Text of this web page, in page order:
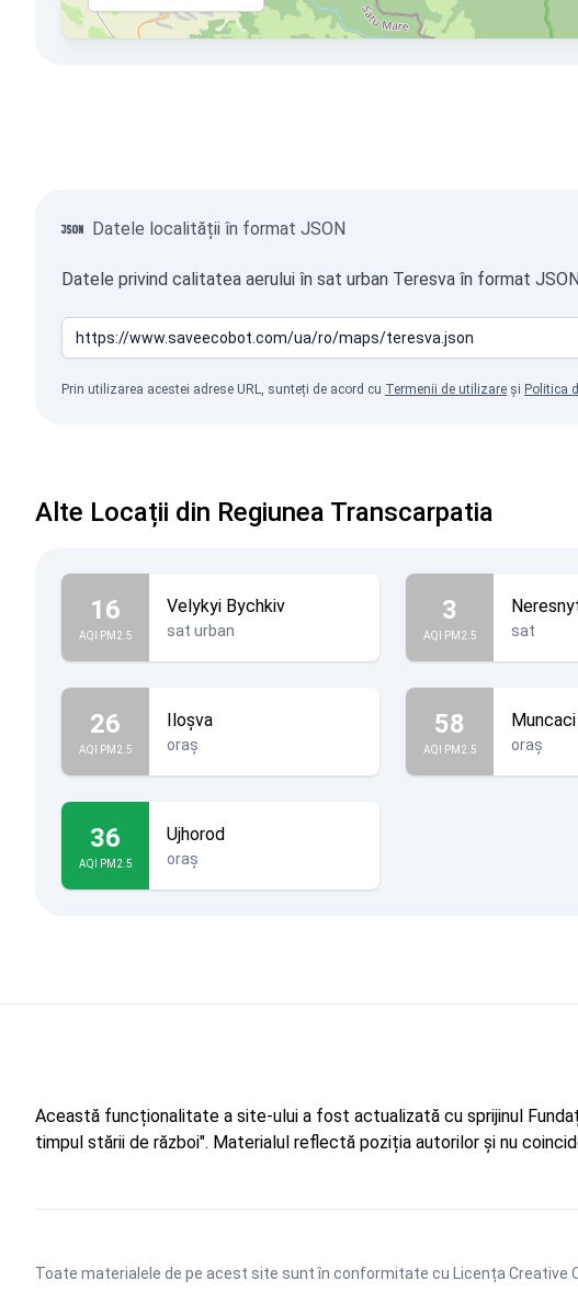
Datele localității în format JSON
Datele privind calitatea aerului în sat urban Teresva în format
Prin utilizarea acestei adrese URL, sunteți de acord cu Termenii de utilizare și Politica
Alte Locații din Regiunea Transcarpatia
16
AQI PM2.5
Velykyi Bychkiv
sat urban
3
AQI PM2.5 sat
26
AQI PM2.5
Iloșva
oraș
58
AQI PM2.5
Muncaci
oraș
36
AQI PM2.5
Ujhorod
oraș
Această funcționalitate a site-ului a fost actualizată cu sprijinul
timpul stării de război". Materialul reflectă poziția autorilor și nu
Toate materialele de pe acest site sunt în conformitate cu Licența